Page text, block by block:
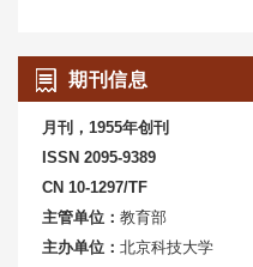
期刊信息
月刊，1955年创刊
ISSN 2095-9389
CN 10-1297/TF
主管单位： 教育部
主办单位： 北京科技大学